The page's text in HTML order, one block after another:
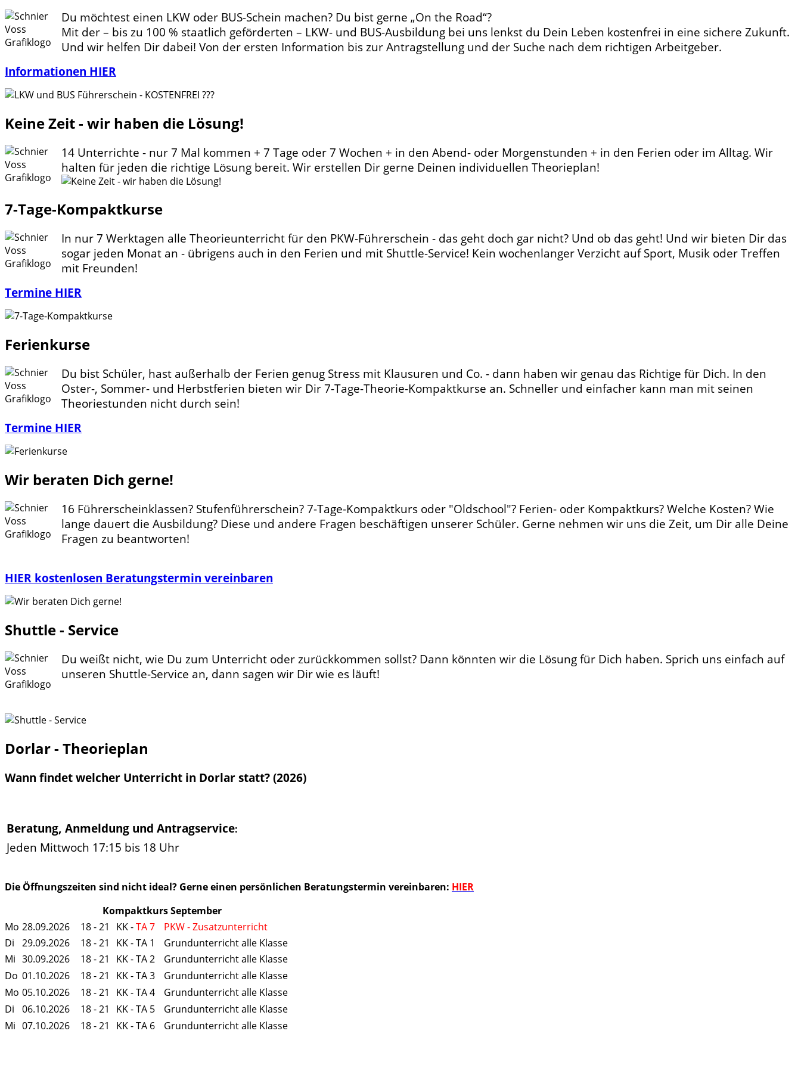
Du möchtest einen LKW oder BUS-Schein machen? Du bist gerne „On the Road“?
Mit der – bis zu 100 % staatlich geförderten – LKW- und BUS-Ausbildung bei uns lenkst du Dein Leben kostenfrei in eine sichere Zukunft.
Und wir helfen Dir dabei! Von der ersten Information bis zur Antragstellung und der Suche nach dem richtigen Arbeitgeber.
Informationen HIER
Keine Zeit - wir haben die Lösung!
14 Unterrichte - nur 7 Mal kommen + 7 Tage oder 7 Wochen + in den Abend- oder Morgenstunden + in den Ferien oder im Alltag. Wir
halten für jeden die richtige Lösung bereit. Wir erstellen Dir gerne Deinen individuellen Theorieplan!
7-Tage-Kompaktkurse
In nur 7 Werktagen alle Theorieunterricht für den PKW-Führerschein - das geht doch gar nicht? Und ob das geht! Und wir bieten Dir das
sogar jeden Monat an - übrigens auch in den Ferien und mit Shuttle-Service! Kein wochenlanger Verzicht auf Sport, Musik oder Treffen
mit Freunden!
Termine HIER
Ferienkurse
Du bist Schüler, hast außerhalb der Ferien genug Stress mit Klausuren und Co. - dann haben wir genau das Richtige für Dich. In den
Oster-, Sommer- und Herbstferien bieten wir Dir 7-Tage-Theorie-Kompaktkurse an. Schneller und einfacher kann man mit seinen
Theoriestunden nicht durch sein!
Termine HIER
Wir beraten Dich gerne!
16 Führerscheinklassen? Stufenführerschein? 7-Tage-Kompaktkurs oder "Oldschool"? Ferien- oder Kompaktkurs? Welche Kosten? Wie
lange dauert die Ausbildung? Diese und andere Fragen beschäftigen unserer Schüler. Gerne nehmen wir uns die Zeit, um Dir alle Deine
Fragen zu beantworten!
HIER kostenlosen Beratungstermin vereinbaren
Shuttle - Service
Du weißt nicht, wie Du zum Unterricht oder zurückkommen sollst? Dann könnten wir die Lösung für Dich haben. Sprich uns einfach auf
unseren Shuttle-Service an, dann sagen wir Dir wie es läuft!
Dorlar - Theorieplan
Wann findet welcher Unterricht in Dorlar statt? (2026)
Beratung, Anmeldung und Antragservice:
Jeden Mittwoch 17:15 bis 18 Uhr
Die Öffnungszeiten sind nicht ideal? Gerne einen persönlichen Beratungstermin vereinbaren: HIER
Kompaktkurs September
Mo 28.09.2026 18 - 21 KK -TA 7
PKW - Zusatzunterricht
Di
29.09.2026 18 - 21 KK - TA 1
Grundunterricht alle Klasse
Mi 30.09.2026 18 - 21 KK - TA 2
Grundunterricht alle Klasse
Do 01.10.2026 18 - 21 KK - TA 3
Grundunterricht alle Klasse
Mo 05.10.2026 18 - 21 KK - TA 4
Grundunterricht alle Klasse
Di
06.10.2026 18 - 21 KK - TA 5
Grundunterricht alle Klasse
Mi 07.10.2026 18 - 21 KK - TA 6 Grundunterricht alle Klasse